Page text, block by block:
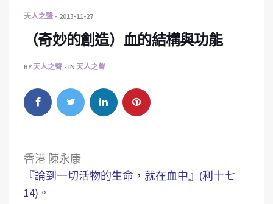
天人之聲 2013-11-27
（奇妙的創造）血的結構與功能
BY天人之聲 IN 天人之聲
香港 陳永康
『論到一切活物的生命，就在血中』(利十七
14)。